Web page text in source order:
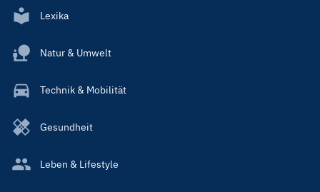
Lexika
Natur & Umwelt
Technik & Mobilität
Gesundheit
Leben & Lifestyle